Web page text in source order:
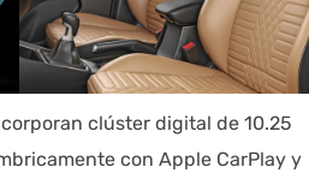
clúster digital de 10.25
con Apple CarPlay y